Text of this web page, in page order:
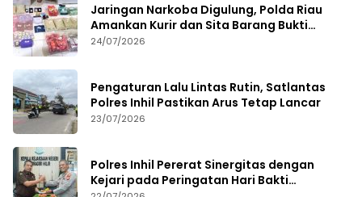
Jaringan Narkoba Digulung, Polda Riau
Amankan Kurir dan Sita Barang Bukti
Bernilai Fantastis
24/07/2026
Pengaturan Lalu Lintas Rutin, Satlantas
Polres Inhil Pastikan Arus Tetap Lancar
23/07/2026
Polres Inhil Pererat Sinergitas dengan
Kejari pada Peringatan Hari Bakti